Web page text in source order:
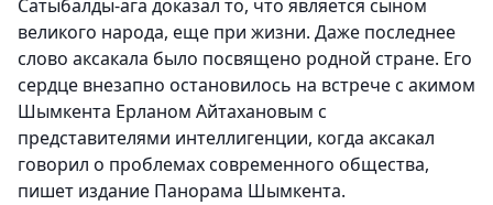
Сатыбалды-ага доказал то, что является сыном
великого народа, еще при жизни. Даже последнее
слово аксакала было посвящено родной стране. Его
сердце внезапно остановилось на встрече с акимом
Шымкента Ерланом Айтаxановым с
представителями интеллигенции, когда аксакал
говорил о проблемах современного общества,
пишет издание Панорама Шымкента.